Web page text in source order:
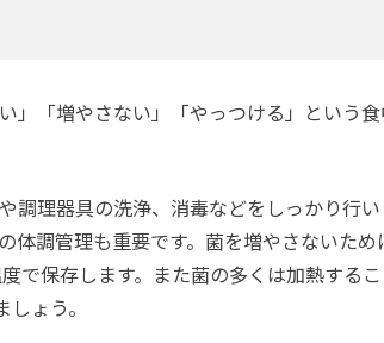
」「増やさない」「やっつける」という
調理器具の洗浄、消毒などをしっかり行
体調管理も重要です。菌を増やさないた
保存します。また菌の多くは加熱する
ょう。